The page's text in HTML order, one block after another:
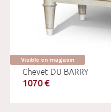
Visible en magasin
Chevet DU BARRY
1070 €